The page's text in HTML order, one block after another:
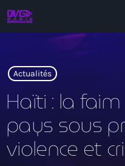
play_arrow RADIO DROMAGE
Actualités
Haïti : la
pays sous
violence et